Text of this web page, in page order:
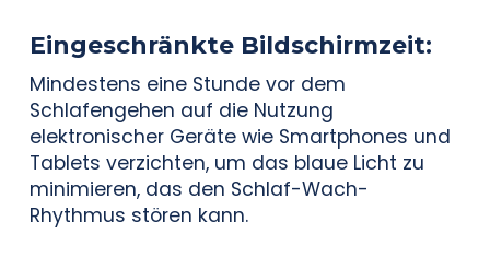
Eingeschränkte Bildschirmzeit:
Mindestens eine Stunde vor dem
Schlafengehen auf die Nutzung
elektronischer Geräte wie Smartphones und
Tablets verzichten, um das blaue Licht zu
minimieren, das den Schlaf-Wach-
Rhythmus stören kann.